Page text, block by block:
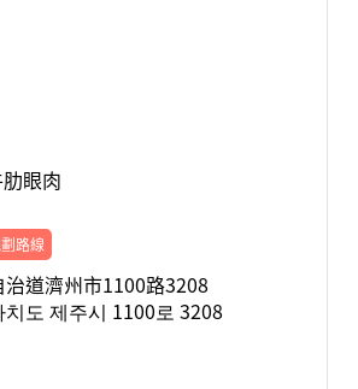
眼肉
路線
道濟州市1100路3208
도 제주시 1100로 3208